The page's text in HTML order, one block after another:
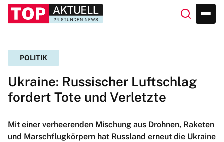
POLITIK
Ukraine: Russischer Luftschlag
fordert Tote und Verletzte
Mit einer verheerenden Mischung aus Drohnen, Raketen
und Marschflugkörpern hat Russland erneut die Ukraine